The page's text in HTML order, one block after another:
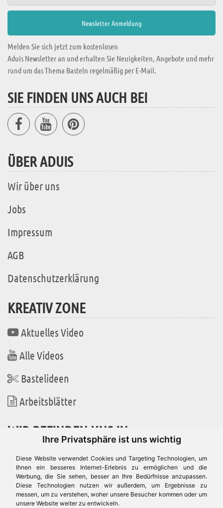
Ihre Privatsphäre ist uns wichtig
Diese Website verwendet Cookies und Targeting Technologien, um
Ihnen ein besseres Internet-Erlebnis zu ermöglichen und die
Werbung, die Sie sehen, besser an Ihre Bedürfnisse anzupassen.
Diese Technologien nutzen wir außerdem, um Ergebnisse zu
messen, um zu verstehen, woher unsere Besucher kommen oder um
unsere Website weiter zu entwickeln.
Melden Sie sich jetzt zum kostenlosen
Aduis Newsletter an und erhalten Sie Neuigkeiten, Angebote und mehr
rund um das Thema Basteln regelmäßig per E-Mail.
SIE FINDEN UNS AUCH BEI
ÜBER ADUIS
Wir über uns
Jobs
Impressum
AGB
Datenschutzerklärung
KREATIV ZONE
Aktuelles Video
Alle Videos
Bastelideen
Arbeitsblätter
WIR BEFINDEN UNS IN
Es gibt uns auch in